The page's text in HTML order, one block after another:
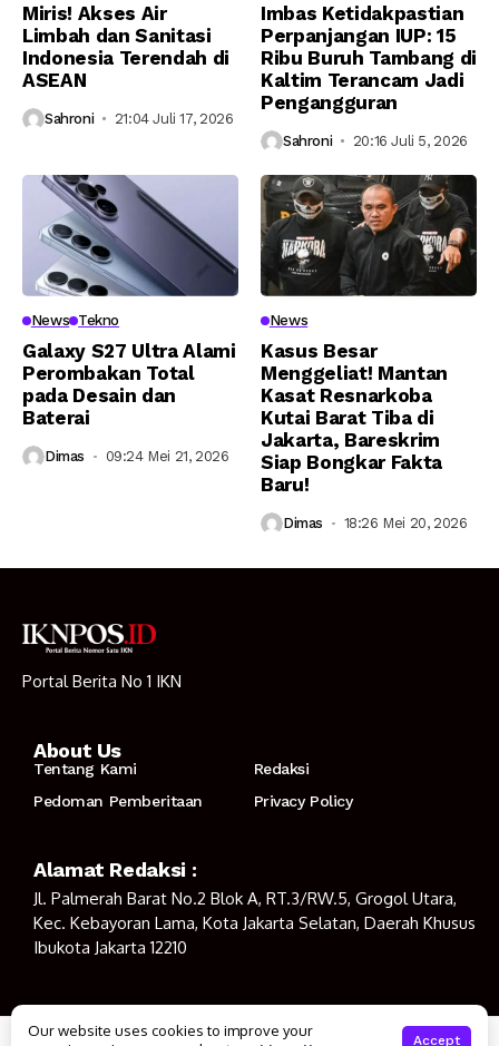
Miris! Akses Air
Limbah dan Sanitasi
Indonesia Terendah di
ASEAN
Sahroni 21:04 Juli 17, 2026
Imbas Ketidakpastian
Perpanjangan IUP: 15
Ribu Buruh Tambang di
Kaltim Terancam Jadi
Pengangguran
Sahroni 20:16 Juli 5, 2026
News Tekno
Galaxy S27 Ultra Alami
Perombakan Total
pada Desain dan
Baterai
Dimas 09:24 Mei 21, 2026
News
Kasus Besar
Menggeliat! Mantan
Kasat Resnarkoba
Kutai Barat Tiba di
Jakarta, Bareskrim
Siap Bongkar Fakta
Baru!
Dimas 18:26 Mei 20, 2026
Portal Berita No 1 IKN
About Us
Tentang Kami
Redaksi
Pedoman Pemberitaan
Privacy Policy
Alamat Redaksi :
Jl. Palmerah Barat No.2 Blok A, RT.3/RW.5, Grogol Utara,
Kec. Kebayoran Lama, Kota Jakarta Selatan, Daerah Khusus
Ibukota Jakarta 12210
© Copyright 2023IKNPOS.ID
Our website uses cookies to improve your
Accept